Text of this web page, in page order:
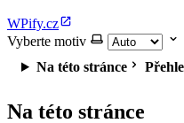
WPify.cz
Vyberte motiv
Na této stránce
Na této stránce